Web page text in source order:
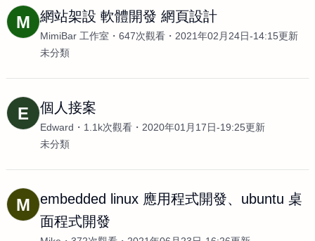
M 網站架設 軟體開發 網頁設計
MimiBar 工作室 647次觀看
2021年02月24日-14:15更新
未分類
E 個人接案
Edward 1.1k次觀看
2020年01月17日-19:25更新
未分類
M
embedded linux 應用程式開發、ubuntu 桌
面程式開發